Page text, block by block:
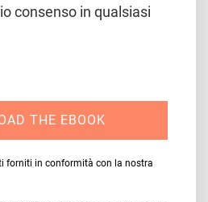
consenso in qualsiasi
THE EBOOK
forniti in conformità con la nostra